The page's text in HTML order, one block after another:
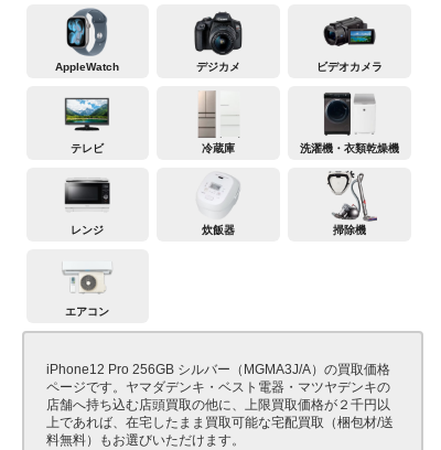
AppleWatch デジカメ ビデオカメラ
テレビ 冷蔵庫 洗濯機・衣類乾燥機
レンジ 炊飯器 掃除機
エアコン
iPhone12 Pro 256GB シルバー（MGMA3J/A）の買取価格
ページです。ヤマダデンキ・ベスト電器・マツヤデンキの
店舗へ持ち込む店頭買取の他に、上限買取価格が２千円以
上であれば、在宅したまま買取可能な宅配買取（梱包材/送
料無料）もお選びいただけます。